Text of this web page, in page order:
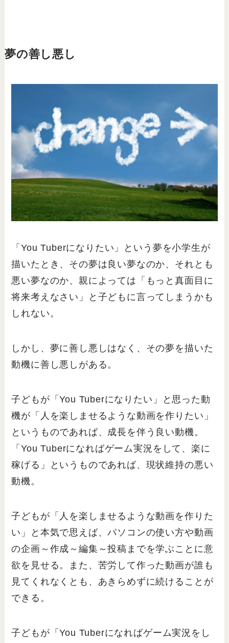
夢の善し悪し
「You Tuberになりたい」という夢を小学生が
描いたとき、その夢は良い夢なのか、それとも
悪い夢なのか、親によっては「もっと真面目に
将来考えなさい」と子どもに言ってしまうかも
しれない。
しかし、夢に善し悪しはなく、その夢を描いた
動機に善し悪しがある。
子どもが「You Tuberになりたい」と思った動
機が「人を楽しませるような動画を作りたい」
というものであれば、成長を伴う良い動機。
「You Tuberになればゲーム実況をして、楽に
稼げる」というものであれば、現状維持の悪い
動機。
子どもが「人を楽しませるような動画を作りた
い」と本気で思えば、パソコンの使い方や動画
の企画～作成～編集～投稿までを学ぶことに意
欲を見せる。また、苦労して作った動画が誰も
見てくれなくとも、あきらめずに続けることが
できる。
子どもが「You Tuberになればゲーム実況をし